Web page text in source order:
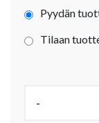
Pyydän
Tilaan
-